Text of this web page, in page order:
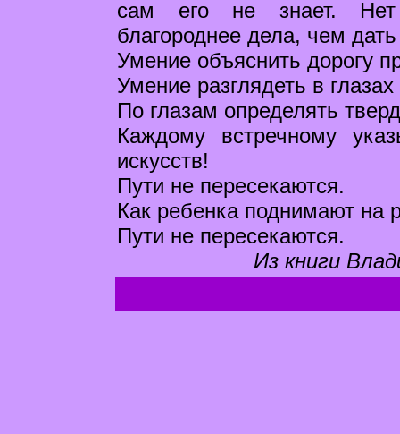
сам его не знает. Нет
благороднее дела, чем
Умение объяснить дорогу
Умение разглядеть в
По глазам определять
Каждому встречному
искусств!
Пути не пересекаются.
Как ребенка поднимают на
Пути не пересекаются.
Из книги